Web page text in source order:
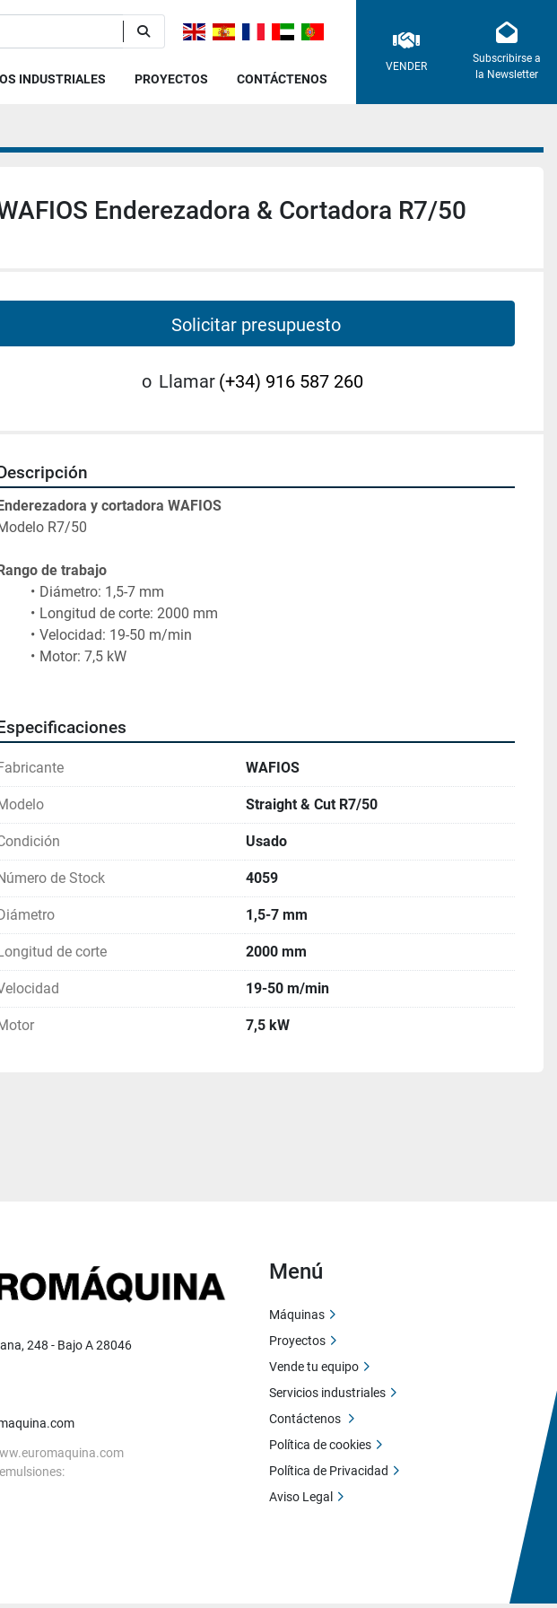
PROYECTOS
INDUSTRIALES CONTÁCTENOS
VENDER
Subscribirse a
la Newsletter
Enderezadora & Cortadora R7/50
Solicitar presupuesto
o Llamar (+34) 916 587 260
Enderezadora y cortadora WAFIOS
Rango de trabajo
Diámetro: 1,5-7 mm
Motor: 7,5 kW
Fabricante WAFIOS
Straight & Cut R7/50
Usado
Número de Stock 4059
Diámetro 1,5-7 mm
Longitud de corte 2000 mm
19-50 m/min
7,5 kW
248 - Bajo A 28046
Menú
Máquinas
Proyectos
Vende tu equipo
Servicios industriales
Contáctenos
Política de cookies
Política de Privacidad
Aviso Legal